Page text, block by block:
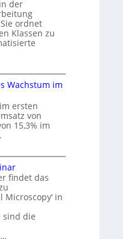
der
ordnet
Klassen zu
Wachstum im
ersten
von
15,3% im
findet das
Microscopy‘ in
sind die